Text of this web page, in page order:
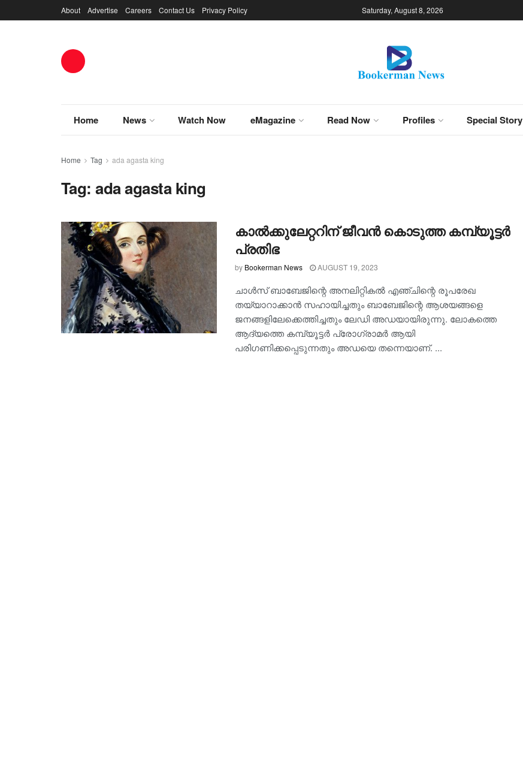
About Advertise Careers Contact Us Privacy Policy Saturday, August 8, 2026
Home News Watch Now eMagazine Read Now Profiles Special Story
Home Tag ada agasta king
Tag:ada agasta king
കാല്‍ക്കുലേറ്ററിന് ജീവന്‍ കൊടുത്ത കമ്പ്യൂട്ടര്‍
പ്രതിഭ
by Bookerman News AUGUST 19, 2023
ചാള്‍സ് ബാബേജിന്റെ അനലിറ്റികല്‍ എഞ്ചിന്റെ രൂപരേഖ
തയ്യാറാക്കാന്‍ സഹായിച്ചതും ബാബേജിന്റെ ആശയങ്ങളെ
ജനങ്ങളിലേക്കെത്തിച്ചതും ലേഡി അഡയായിരുന്നു. ലോകത്തെ
ആദ്യത്തെ കമ്പ്യൂട്ടര്‍ പ്രോഗ്രാമര്‍ ആയി
പരിഗണിക്കപ്പെടുന്നതും അഡയെ തന്നെയാണ്. ...